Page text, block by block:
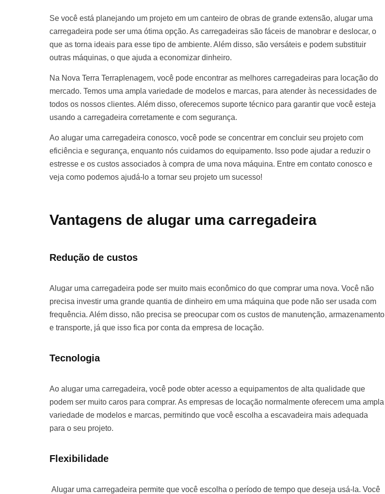
Se você está planejando um projeto em um canteiro de obras de grande extensão, alugar uma
carregadeira pode ser uma ótima opção. As carregadeiras são fáceis de manobrar e deslocar, o
que as torna ideais para esse tipo de ambiente. Além disso, são versáteis e podem substituir
outras máquinas, o que ajuda a economizar dinheiro.
Na Nova Terra Terraplenagem, você pode encontrar as melhores carregadeiras para locação do
mercado. Temos uma ampla variedade de modelos e marcas, para atender às necessidades de
todos os nossos clientes. Além disso, oferecemos suporte técnico para garantir que você esteja
usando a carregadeira corretamente e com segurança.
Ao alugar uma carregadeira conosco, você pode se concentrar em concluir seu projeto com
eficiência e segurança, enquanto nós cuidamos do equipamento. Isso pode ajudar a reduzir o
estresse e os custos associados à compra de uma nova máquina. Entre em contato conosco e
veja como podemos ajudá-lo a tornar seu projeto um sucesso!
Vantagens de alugar uma carregadeira
Redução de custos
Alugar uma carregadeira pode ser muito mais econômico do que comprar uma nova. Você não
precisa investir uma grande quantia de dinheiro em uma máquina que pode não ser usada com
frequência. Além disso, não precisa se preocupar com os custos de manutenção, armazenamento
e transporte, já que isso fica por conta da empresa de locação.
Tecnologia
Ao alugar uma carregadeira, você pode obter acesso a equipamentos de alta qualidade que
podem ser muito caros para comprar. As empresas de locação normalmente oferecem uma ampla
variedade de modelos e marcas, permitindo que você escolha a escavadeira mais adequada
para o seu projeto.
Flexibilidade
Alugar uma carregadeira permite que você escolha o período de tempo que deseja usá-la. Você